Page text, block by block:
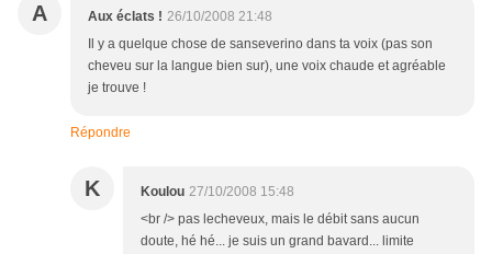
A Aux éclats ! 26/10/2008 21:48
Il y a quelque chose de sanseverino dans ta voix (pas son
cheveu sur la langue bien sur), une voix chaude et agréable
je trouve !
Répondre
K Koulou 27/10/2008 15:48
<br /> pas lecheveux, mais le débit sans aucun
doute, hé hé... je suis un grand bavard... limite